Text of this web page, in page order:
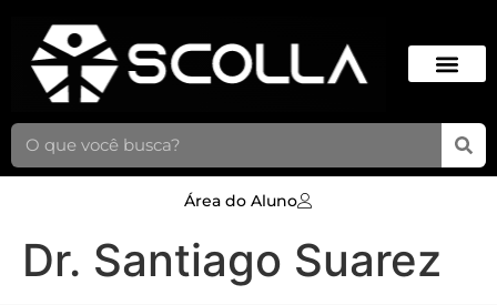
Área do Aluno
Dr. Santiago Suarez